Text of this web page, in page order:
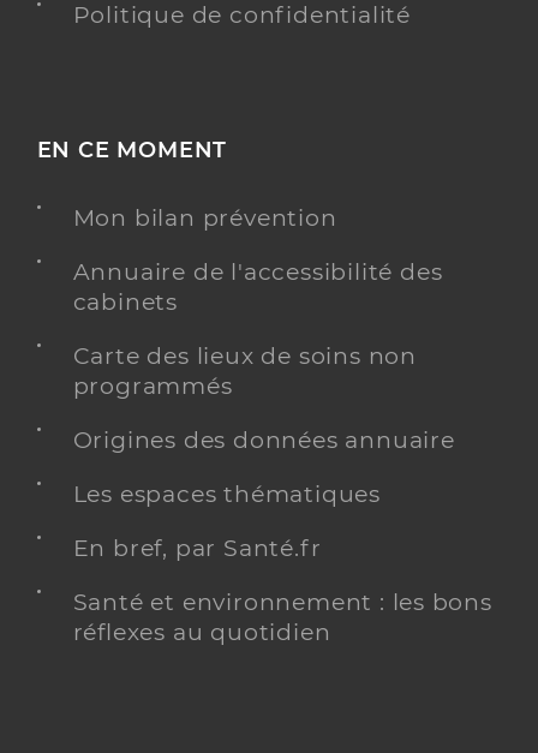
Politique de confidentialité
EN CE MOMENT
Mon bilan prévention
Annuaire de l'accessibilité des
cabinets
Carte des lieux de soins non
programmés
Origines des données annuaire
Les espaces thématiques
En bref, par Santé.fr
Santé et environnement : les bons
réflexes au quotidien